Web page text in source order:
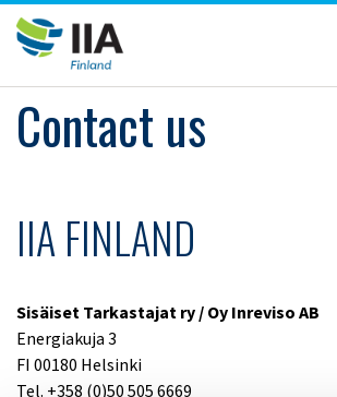
Skip
content
›CONTACT US
Contact us
IIA FINLAND
Sisäiset Tarkastajat ry / Oy Inreviso AB
Energiakuja 3
FI 00180 Helsinki
Tel. +358 (0)50 505 6669